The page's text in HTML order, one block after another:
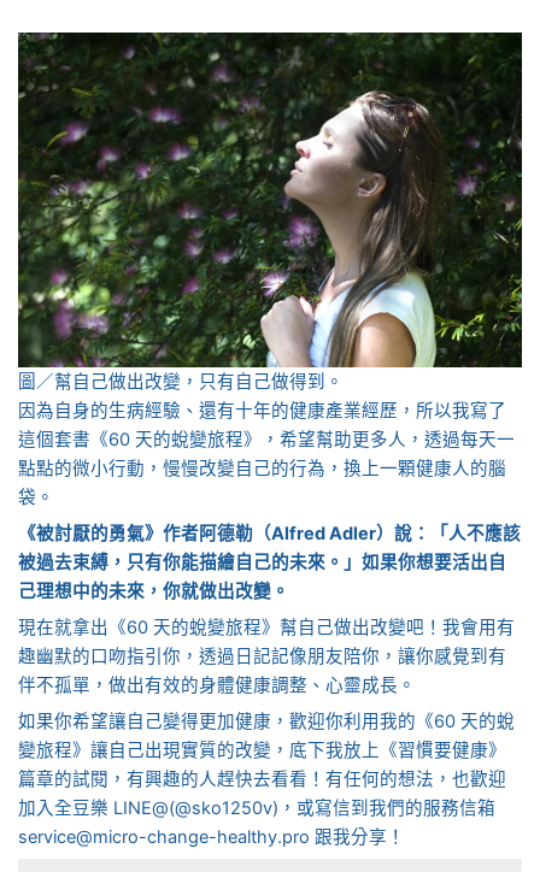
圖／幫自己做出改變，只有自己做得到。
因為自身的生病經驗、還有十年的健康產業經歷，所以我寫了
這個套書《60 天的蛻變旅程》，希望幫助更多人，透過每天一
點點的微小行動，慢慢改變自己的行為，換上一顆健康人的腦
袋。
《被討厭的勇氣》作者阿德勒（Alfred Adler）說：「人不應該
被過去束縛，只有你能描繪自己的未來。」如果你想要活出自
己理想中的未來，你就做出改變。
現在就拿出《60 天的蛻變旅程》幫自己做出改變吧！我會用有
趣幽默的口吻指引你，透過日記記像朋友陪你，讓你感覺到有
伴不孤單，做出有效的身體健康調整、心靈成長。
如果你希望讓自己變得更加健康，歡迎你利用我的《60 天的蛻
變旅程》讓自己出現實質的改變，底下我放上《習慣要健康》
篇章的試閱，有興趣的人趕快去看看！有任何的想法，也歡迎
加入全豆樂 LINE@(@sko1250v)，或寫信到我們的服務信箱
service@micro-change-healthy.pro 跟我分享！